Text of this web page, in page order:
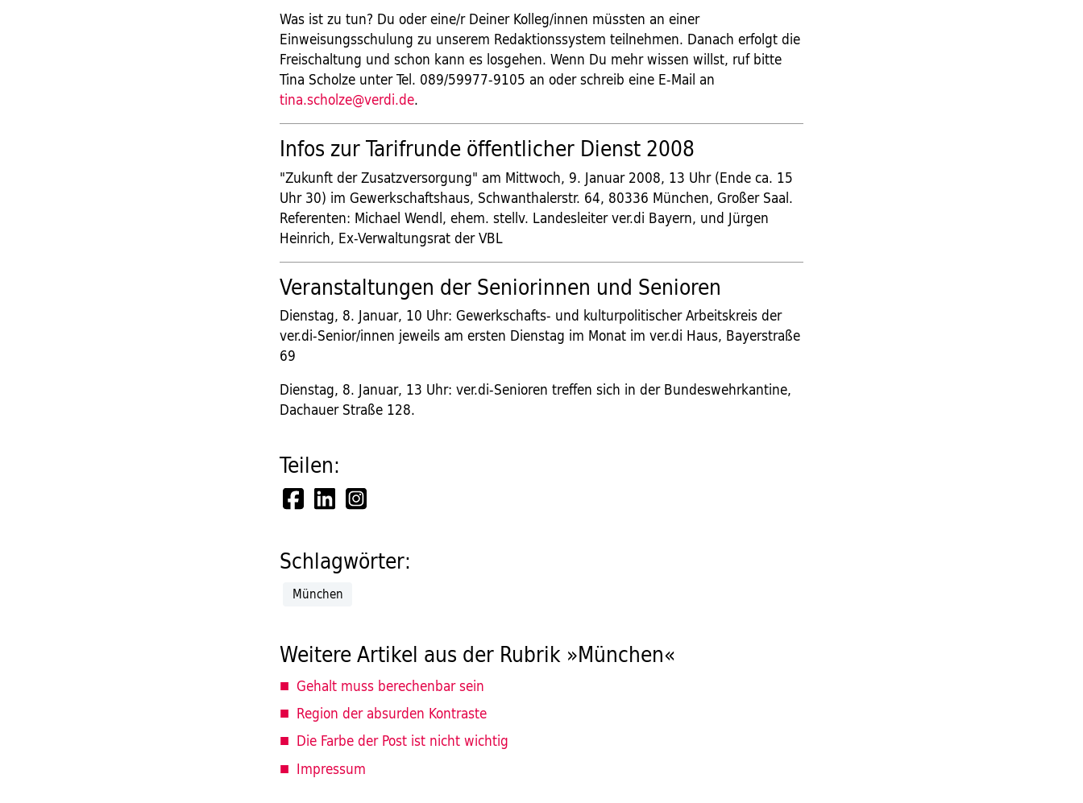
Was ist zu tun? Du oder eine/r Deiner Kolleg/innen müssten an einer
Einweisungsschulung zu unserem Redaktionssystem teilnehmen. Danach erfolgt die
Freischaltung und schon kann es losgehen. Wenn Du mehr wissen willst, ruf bitte
Tina Scholze unter Tel. 089/59977-9105 an oder schreib eine E-Mail an
tina.scholze@verdi.de.
Infos zur Tarifrunde öffentlicher Dienst 2008
"Zukunft der Zusatzversorgung" am Mittwoch, 9. Januar 2008, 13 Uhr (Ende ca. 15
Uhr 30) im Gewerkschaftshaus, Schwanthalerstr. 64, 80336 München, Großer Saal.
Referenten: Michael Wendl, ehem. stellv. Landesleiter ver.di Bayern, und Jürgen
Heinrich, Ex-Verwaltungsrat der VBL
Veranstaltungen der Seniorinnen und Senioren
Dienstag, 8. Januar, 10 Uhr: Gewerkschafts- und kulturpolitischer Arbeitskreis der
ver.di-Senior/innen jeweils am ersten Dienstag im Monat im ver.di Haus, Bayerstraße
69
Dienstag, 8. Januar, 13 Uhr: ver.di-Senioren treffen sich in der Bundeswehrkantine,
Dachauer Straße 128.
Teilen:
Schlagwörter:
München
Weitere Artikel aus der Rubrik »München«
Gehalt muss berechenbar sein
Region der absurden Kontraste
Die Farbe der Post ist nicht wichtig
Impressum